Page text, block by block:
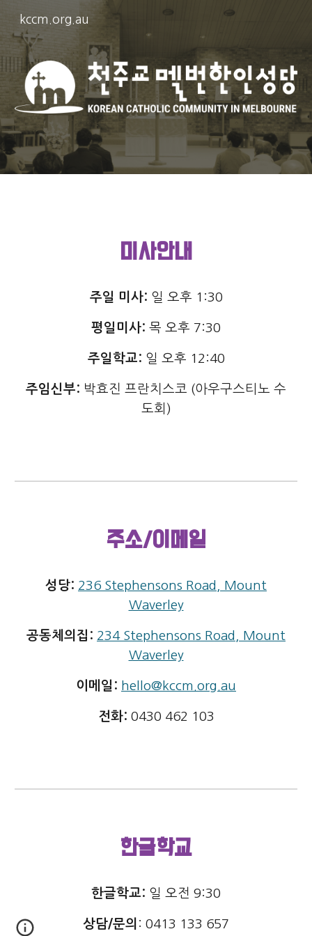
Skip to main content
kccm.org.au
미사안내
주일 미사: 일 오후 1:30
평일미사: 목 오후 7:30
주일학교: 일 오후 12:40
주임신부: 박효진 프란치스코 (아우구스티노 수
도회)
주소/이메일
성당: 236 Stephensons Road, Mount
Waverley
공동체의집 : 234Stephensons Road, Mount
Waverley
이메일: hello@kccm.org.au
전화: 0430 462 103
한글학교
한글학교: 일 오전 9:30
상담/문의 : 0413 133 657